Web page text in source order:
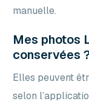
manuelle.
Mes photos
conservées
Elles peuvent
selon